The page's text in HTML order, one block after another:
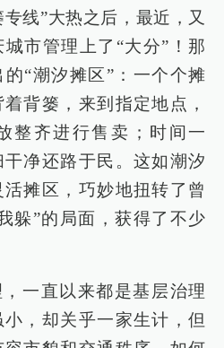
线”大热之后，最近，又
市管理上了“大分”！那
“潮汐摊区”：一个个摊
背篓，来到指定地点，
整齐进行售卖；时间一
净还路于民。这如潮汐
摊区，巧妙地扭转了曾
躲”的局面，获得了不少
一直以来都是基层治理
，却关乎一家生计，但